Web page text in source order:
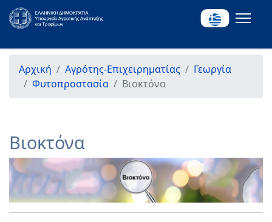
Αρχική Αγρότης-Επιχειρηματίας
Γεωργία
Φυτοπροστασία
Βιοκτόνα
Βιοκτόνα